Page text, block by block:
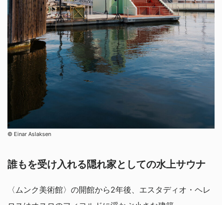
© Einar Aslaksen
誰もを受け入れる隠れ家としての水上サウナ
〈ムンク美術館〉の開館から2年後、エスタディオ・ヘレ